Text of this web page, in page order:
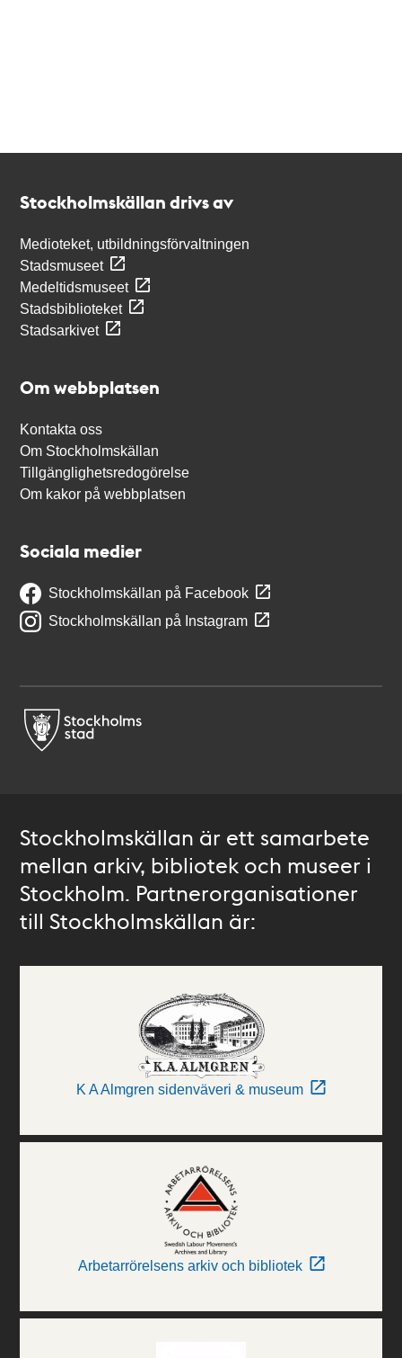
Stockholmskällan drivs av
Medioteket, utbildningsförvaltningen
Stadsmuseet
Medeltidsmuseet
Stadsbiblioteket
Stadsarkivet
Om webbplatsen
Kontakta oss
Om Stockholmskällan
Tillgänglighetsredogörelse
Om kakor på webbplatsen
Sociala medier
Stockholmskällan på Facebook
Stockholmskällan på Instagram
Stockholmskällan är ett samarbete
mellan arkiv, bibliotek och museer i
Stockholm. Partnerorganisationer
till Stockholmskällan är:
K A Almgren sidenväveri & museum
Arbetarrörelsens arkiv och bibliotek